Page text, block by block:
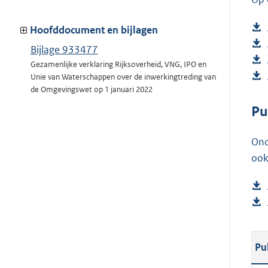
Hoofddocument en bijlagen
Bijlage 933477
Gezamenlijke verklaring Rijksoverheid, VNG, IPO en
Unie van Waterschappen over de inwerkingtreding van
de Omgevingswet op 1 januari 2022